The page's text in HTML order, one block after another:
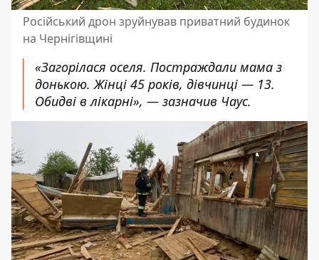
Російський дрон зруйнував приватний будинок
на Чернігівщині
«Загорілася оселя. Постраждали мама з
донькою. Жінці 45 років, дівчинці — 13.
Обидві в лікарні», — зазначив Чаус.